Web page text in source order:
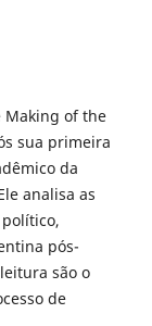
Making of the
sua primeira
da
analisa as
pós-
são o
de